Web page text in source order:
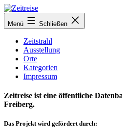
Zum
Inhalt
springen
Menü Schließen
Zeitstrahl
Ausstellung
Orte
Kategorien
Impressum
Zeitreise ist eine öffentliche
Freiberg.
Das Projekt wird gefördert durch: